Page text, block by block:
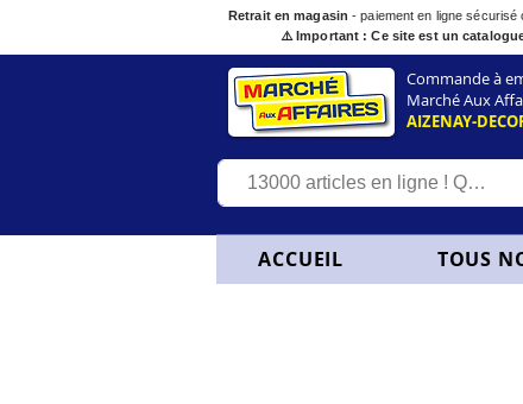
Retrait en magasin - paiement en ligne sécurisé
⚠️ Important : Ce site est un
Commande à
Marché Aux
AIZENAY-
ACCUEIL TOUS